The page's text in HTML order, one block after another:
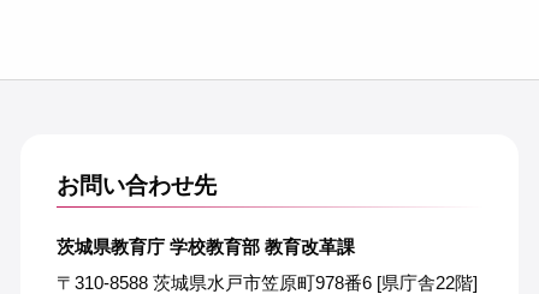
お問い合わせ先
茨城県教育庁 学校教育部 教育改革課
〒310-8588 茨城県水戸市笠原町978番6 [県庁舎22階]